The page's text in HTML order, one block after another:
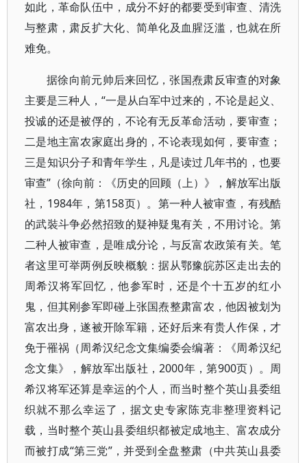
如此，革命队伍中，成分不好的都要受到审查、清洗
与整肃，肃反扩大化、简单化及血腥泛滥，也就在所
难免。
据徐向前元帅后来回忆，张国焘肃反审查的对象
主要是三种人，“一是从白军中过来的，不论是起义、
投诚的还是被俘的，不论有无反革命活动，要审查；
二是地主富农家庭出身的，不论表现如何，要审查；
三是知识分子和青年学生，凡是读过几年书的，也要
审查”（徐向前：《历史的回顾（上）》，解放军出版
社，1984年，第158页）。第一种人被审查，有残酷
的武裝斗争必然招致的疑神疑鬼有关，不用讨论。第
二种人被审查，是唯成分论，与反富农政策有关。笔
者这里可举两例反映概貌：据从鄂豫皖苏区走出去的
周希汉将军回忆，他参军时，还是个十五岁的红小
鬼，但其刚参军即碰上张国焘整肃富农，他因被划为
富农出身，遂被开除军籍，还好后来有贵人作保，才
免于罹祸（周希汉纪念文集编委会编著：《周希汉纪
念文集》，解放军出版社，2000年，第900页）。周
希汉将军还算是幸运的个人，而当时整个英山县委组
织就不那么幸运了，据文史专家陈克非整理资料记
载，当时整个英山县委组织都被定成地主、富农成分
而被打成“第三党”，并受到全盘整肃（中共英山县委